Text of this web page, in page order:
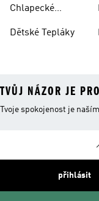
Chlapecké
Dětské Tepláky
TVŮJ NÁZOR JE
Tvoje spokojenost je
přihlásit